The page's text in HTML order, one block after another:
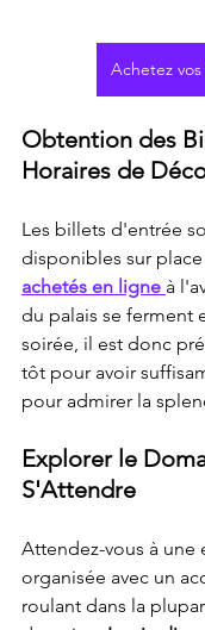
Achetez
Obtention des
Horaires de
Les billets d'entrée
disponibles sur
achetés en ligne à
du palais se ferment
soirée, il est donc
tôt pour avoir
pour admirer la
Explorer le
S'Attendre
Attendez-vous à une
organisée avec un
roulant dans la